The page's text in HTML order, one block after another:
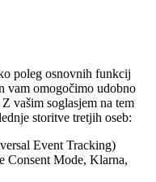
poleg osnovnih funkcij
vam omogočimo udobno
vašim soglasjem na tem
storitve tretjih oseb:
Event Tracking)
Consent Mode, Klarna,